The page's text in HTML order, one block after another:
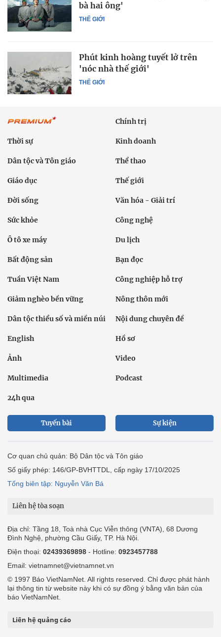
THẾ GIỚI
bà hai ông'
THẾ GIỚI
Phút kinh hoàng tuyết lở trên
'nóc nhà thế giới'
Chính trị
Thời sự Kinh doanh
Dân tộc và Tôn giáo Thể thao
Giáo dục Thế giới
Đời sống Văn hóa - Giải trí
Sức khỏe Công nghệ
Ô tô xe máy Du lịch
Bất động sản Bạn đọc
Tuần Việt Nam Công nghiệp hỗ trợ
Giảm nghèo bền vững Nông thôn mới
Dân tộc thiểu số và miền núi Nội dung chuyên đề
English Hồ sơ
Ảnh Video
Multimedia Podcast
24h qua
Tuyến bài Sự kiện
Cơ quan chủ quản: Bộ Dân tộc và Tôn giáo
Số giấy phép: 146/GP-BVHTTDL, cấp ngày 17/10/2025
Tổng biên tập: Nguyễn Văn Bá
Liên hệ tòa soạn
Địa chỉ: Tầng 18, Toà nhà Cục Viễn thông (VNTA), 68 Dương
Đình Nghệ, phường Cầu Giấy, TP. Hà Nội.
Điện thoại: 02439369898 - Hotline: 0923457788
Email: vietnamnet@vietnamnet.vn
© 1997 Báo VietNamNet. All rights reserved. Chỉ được phát hành
lại thông tin từ website này khi có sự đồng ý bằng văn bản của
báo VietNamNet.
Liên hệ quảng cáo